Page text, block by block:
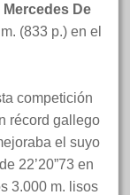
Mercedes De
(833 p.) en el
competición
récord gallego
el suyo
22’20”73 en
3.000 m. lisos